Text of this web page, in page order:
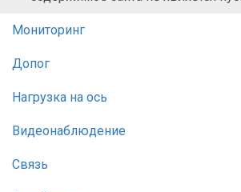
Мониторинг
Допог
Нагрузка на ось
Видеонаблюдение
Связь